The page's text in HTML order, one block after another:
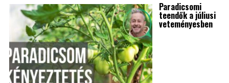
Paradicsomi
teendők a júliusi
veteményesben